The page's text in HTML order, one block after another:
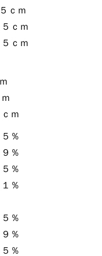
ｍ
ｍ
ｍ
ｍ
％